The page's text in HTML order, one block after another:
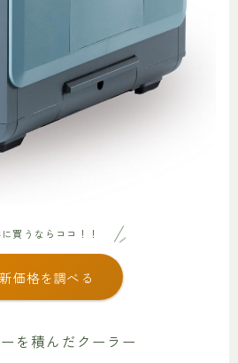
買うならココ！！
価格を調べる
を積んだクーラー